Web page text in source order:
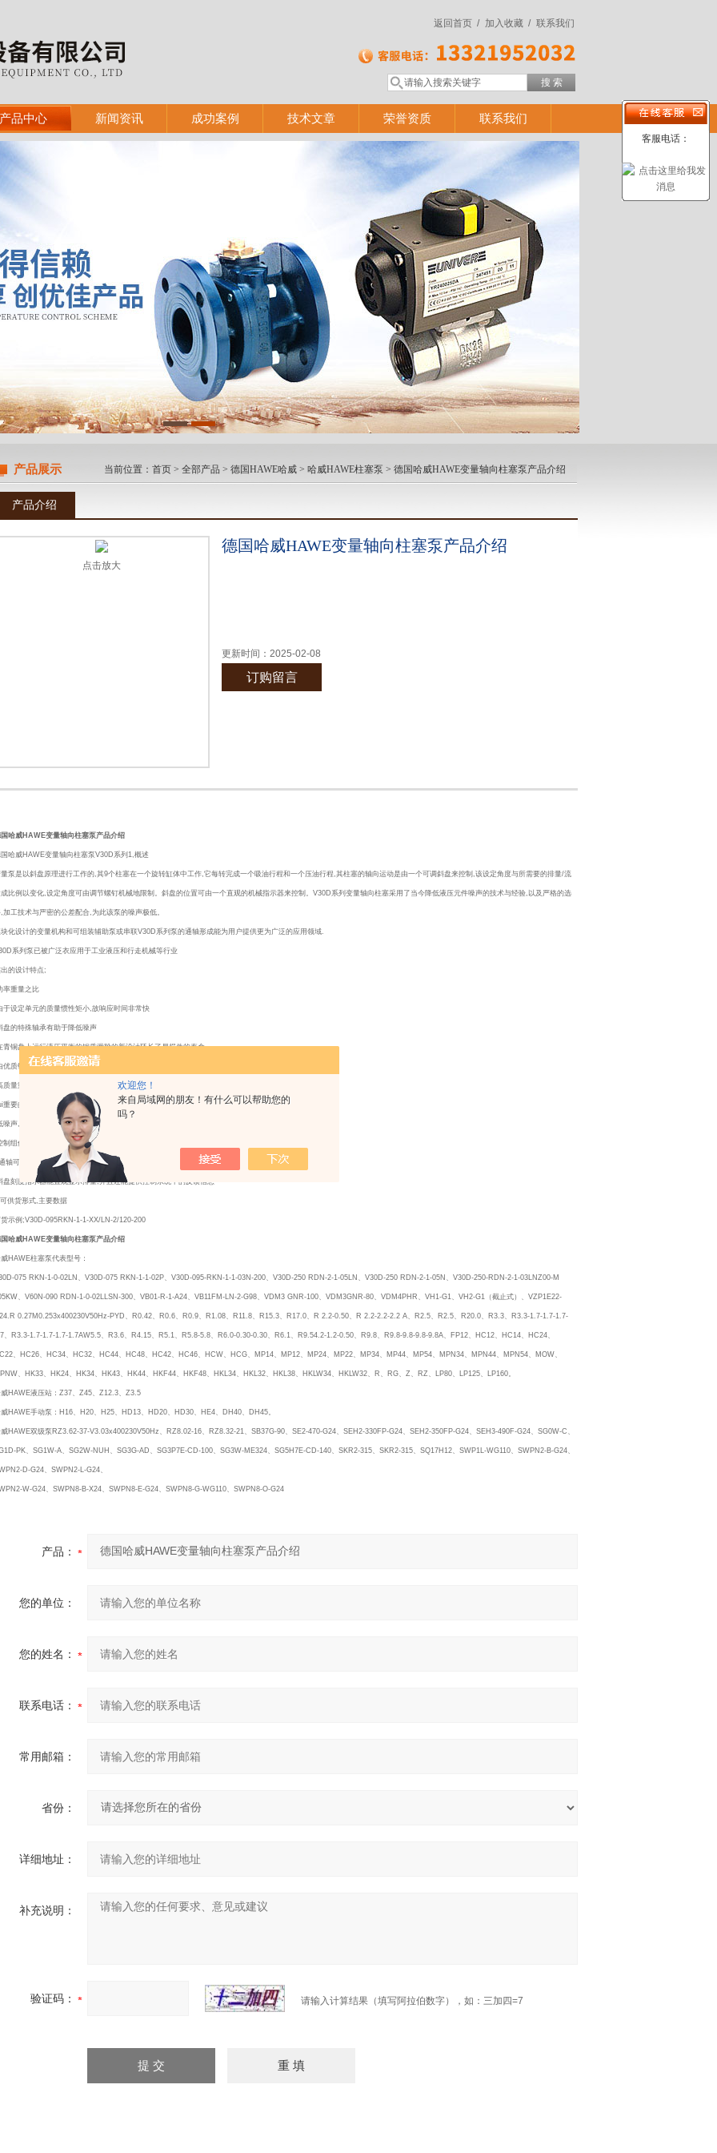
欢迎您！
来自局域网的朋友！有什么可以帮助您的
吗？
联系我们
加入收藏 /
返回首页 /
产品中心 新闻资讯 成功案例 技术文章 荣誉资质 联系我们
产品展示 当前位置： 首页 > 全部产品 > 德国HAWE哈威 > 哈威HAWE柱塞泵 > 德国哈威HAWE变量轴向柱塞泵产品介绍
产品介绍
点击放大
德国哈威HAWE变量轴向柱塞泵产品介绍
更新时间： 2025-02-08
订购留言
哈威HAWE变量轴向柱塞泵产品介绍
哈威HAWE变量轴向柱塞泵V30D系列1,概述
泵是以斜盘原理进行工作的,其9个柱塞在一个旋转缸体中工作,它每转完成一个吸油行程和一个压油行程,其柱塞的轴向运动是由一个可调斜盘来控制,该设定角度与所需要的排量/流
比例以变化,设定角度可由调节螺钉机械地限制。斜盘的位置可由一个直观的机械指示器来控制。V30D系列变量轴向柱塞采用了当今降低液压元件噪声的技术与经验,以及严格的选
加工技术与严密的公差配合,为此该泵的噪声极低。
化设计的变量机构和可组装辅助泵或串联V30D系列泵的通轴形成能为用户提供更为广泛的应用领域.
系列泵已被广泛衣应用于工业液压和行走机械等行业
的设计特点;
率重量之比
于设定单元的质量惯性矩小,故响应时间非常快
盘的特殊轴承有助于降低噪声
青铜盘上运行液压平衡的钢质滑靴的新设计廷长了易损件的寿命
优质钢材制成的配油盘与其精心设计的阻尼槽不仅提高了耐磨性,而且降低了噪音
质量重型轴承可延长该泵的使用寿命
重要的优点;
噪声,因而没有必要再采取降低噪声的措施
制组件为模块化设计,故无需拆卸基泵即可安装
轴可以进行多联泵组合和组装其它辅助泵
盘刻度指示器能直观显示排量,并且还能提供控制系统中的反馈信息
供货形式,主要数据
示例;V30D-095RKN-1-1-XX/LN-2/120-200
哈威HAWE变量轴向柱塞泵产品介绍
HAWE柱塞泵代表型号：
075 RKN-1-0-02LN、V30D-075 RKN-1-1-02P、V30D-095-RKN-1-1-03N-200、V30D-250 RDN-2-1-05LN、V30D-250 RDN-2-1-05N、V30D-250-RDN-2-1-03LNZ00-M
、V60N-090 RDN-1-0-02LLSN-300、VB01-R-1-A24、VB11FM-LN-2-G98、VDM3 GNR-100、VDM3GNR-80、VDM4PHR、VH1-G1、VH2-G1（截止式）、VZP1E22-
0.27M0.253x400230V50Hz-PYD、R0.42、R0.6、R0.9、R1.08、R11.8、R15.3、R17.0、R 2.2-0.50、R 2.2-2.2-2.2 A、R2.5、R2.5、R20.0、R3.3、R3.3-1.7-1.7-1.7-
、R3.3-1.7-1.7-1.7-1.7AW5.5、R3.6、R4.15、R5.1、R5.8-5.8、R6.0-0.30-0.30、R6.1、R9.54.2-1.2-0.50、R9.8、R9.8-9.8-9.8-9.8A、FP12、HC12、HC14、HC24、
、HC26、HC34、HC32、HC44、HC48、HC42、HC46、HCW、HCG、MP14、MP12、MP24、MP22、MP34、MP44、MP54、MPN34、MPN44、MPN54、MOW、
、HK33、HK24、HK34、HK43、HK44、HKF44、HKF48、HKL34、HKL32、HKL38、HKLW34、HKLW32、R、RG、Z、RZ、LP80、LP125、LP160。
HAWE液压站：Z37、Z45、Z12.3、Z3.5
HAWE手动泵：H16、H20、H25、HD13、HD20、HD30、HE4、DH40、DH45。
HAWE双级泵RZ3.62-37-V3.03x400230V50Hz、RZ8.02-16、RZ8.32-21、SB37G-90、SE2-470-G24、SEH2-330FP-G24、SEH2-350FP-G24、SEH3-490F-G24、SG0W-C、
PK、SG1W-A、SG2W-NUH、SG3G-AD、SG3P7E-CD-100、SG3W-ME324、SG5H7E-CD-140、SKR2-315、SKR2-315、SQ17H12、SWP1L-WG110、SWPN2-B-G24、
D-G24、SWPN2-L-G24、
W-G24、SWPN8-B-X24、SWPN8-E-G24、SWPN8-G-WG110、SWPN8-O-G24
产品：
您的单位：
您的姓名：
联系电话：
常用邮箱：
省份：
详细地址：
补充说明：
验证码： 请输入计算结果（填写阿拉伯数字），如：三加四=7
客服电话：